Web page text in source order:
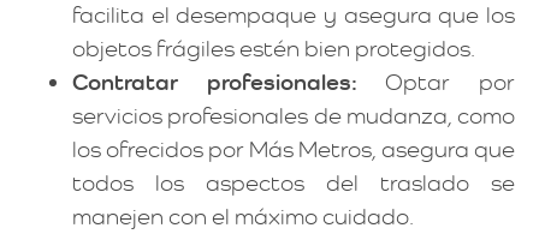
facilita el desempaque y asegura que los
objetos frágiles estén bien protegidos.
Contratar profesionales: Optar por
servicios profesionales de mudanza, como
los ofrecidos por Más Metros, asegura que
todos los aspectos del traslado se
manejen con el máximo cuidado.